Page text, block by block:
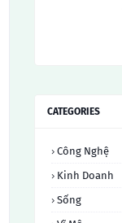
CATEGORIES
Công Nghệ
Kinh Doanh
Sống